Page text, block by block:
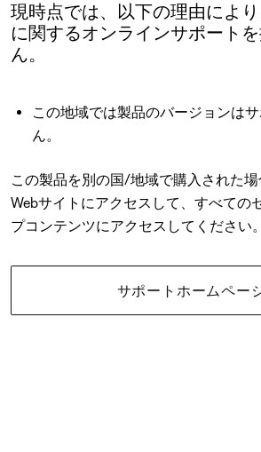
現時点では、以下の理由によ
に関するオンラインサポート
ん。
この地域では製品のバージョンは
ん。
この製品を別の国/地域で購入された
Webサイトにアクセスして、すべての
プコンテンツにアクセスしてください。
サポートホームペー